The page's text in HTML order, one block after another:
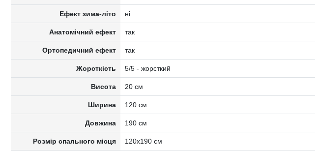
Ефект зима-літо ні
Анатомічний ефект так
Ортопедичний ефект так
Жорсткість 5/5 - жорсткий
Висота 20 см
Ширина 120 см
Довжина 190 см
Розмір спального місця 120x190 см